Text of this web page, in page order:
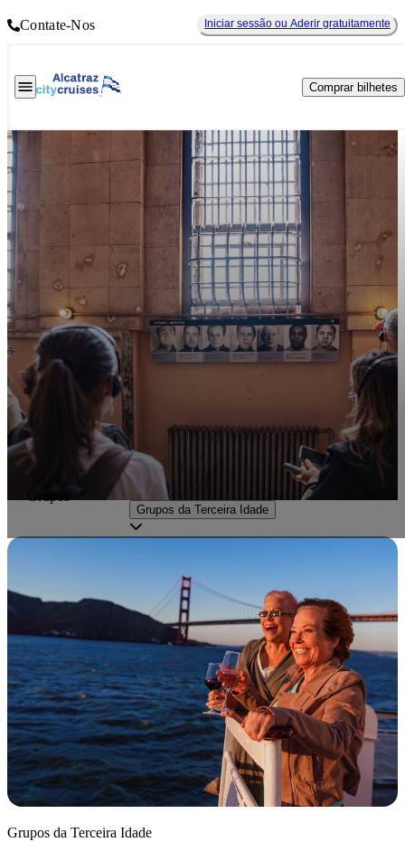
Contate-Nos Iniciar sessão ou Aderir gratuitamente
Comprar bilhetes
Grupos da Terceira Idade
Grupos da Terceira Idade